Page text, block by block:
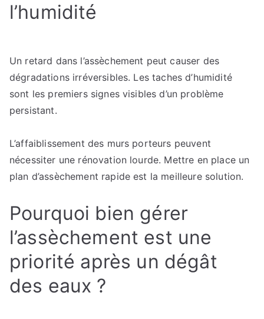
l’humidité
Un retard dans l’assèchement peut causer des
dégradations irréversibles. Les taches d’humidité
sont les premiers signes visibles d’un problème
persistant.
L’affaiblissement des murs porteurs peuvent
nécessiter une rénovation lourde. Mettre en place un
plan d’assèchement rapide est la meilleure solution.
Pourquoi bien gérer
l’assèchement est une
priorité après un dégât
des eaux ?